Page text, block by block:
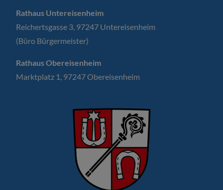
Rathaus Untereisenheim
Reichertsgasse 3, 97247 Untereisenheim
(Büro Bürgermeister)
Rathaus Obereisenheim
Marktplatz 1, 97247 Obereisenheim